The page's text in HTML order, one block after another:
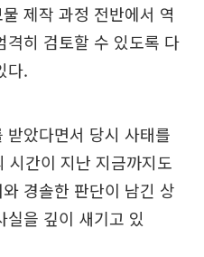
제작 과정 전반에서 역
격히 검토할 수 있도록 다
다.
받았다면서 당시 사태를
시간이 지난 지금까지도
경솔한 판단이 남긴 상
실을 깊이 새기고 있